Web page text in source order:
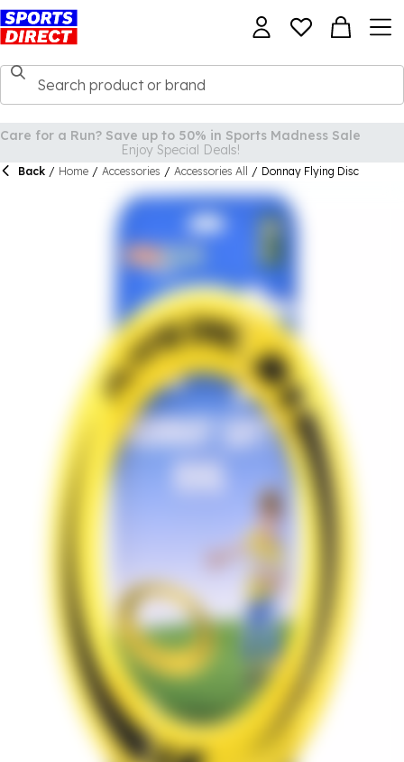
Back / Home / Accessories / Accessories All / Donnay Flying Disc